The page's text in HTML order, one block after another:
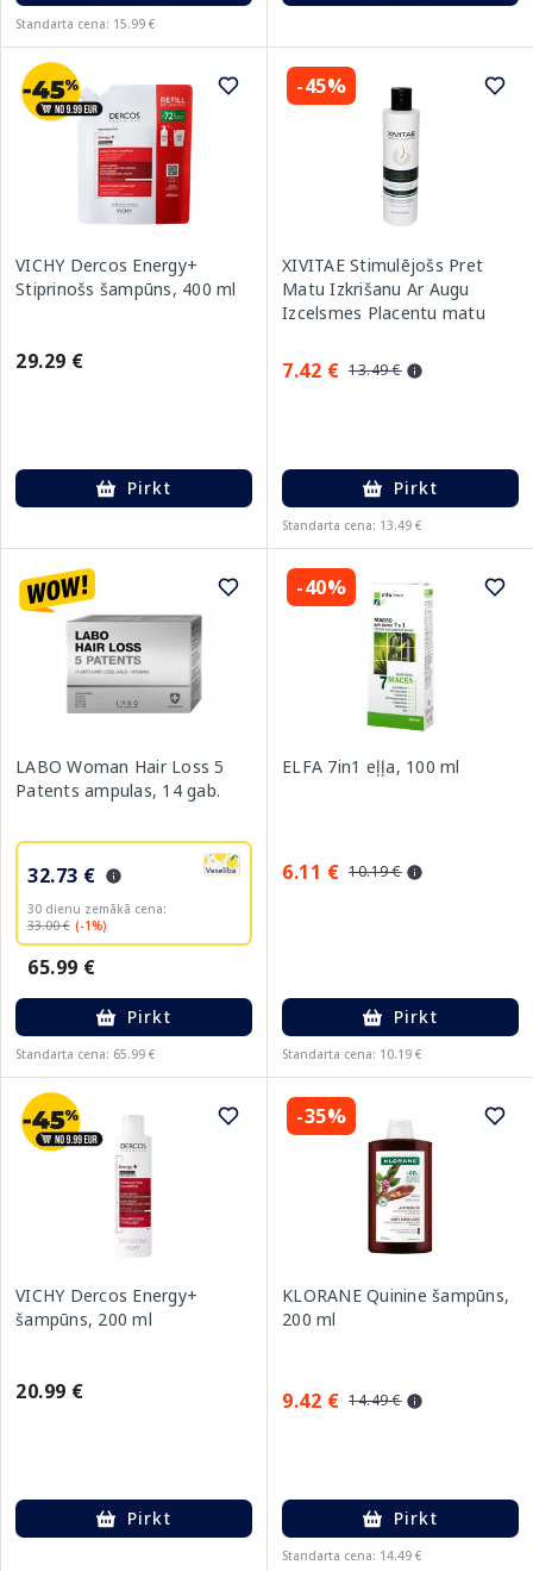
Standarta cena: 15.99 €
VICHY Dercos Energy+
Stiprinošs šampūns, 400 ml
29.29 €
Pirkt
-45%
XIVITAE Stimulējošs Pret
Matu Izkrišanu Ar Augu
Izcelsmes Placentu matu
7.42 € 13.49 €
Pirkt
Standarta cena: 13.49 €
LABO Woman Hair Loss 5
Patents ampulas, 14 gab.
32.73 €
30 dienu zemākā cena:
33.00 € (-1%)
65.99 €
Pirkt
Standarta cena: 65.99 €
-40%
ELFA 7in1 eļļa, 100 ml
6.11 € 10.19 €
Pirkt
Standarta cena: 10.19 €
VICHY Dercos Energy+
šampūns, 200 ml
20.99 €
Pirkt
-35%
KLORANE Quinine šampūns,
200 ml
9.42 € 14.49 €
Pirkt
Standarta cena: 14.49 €